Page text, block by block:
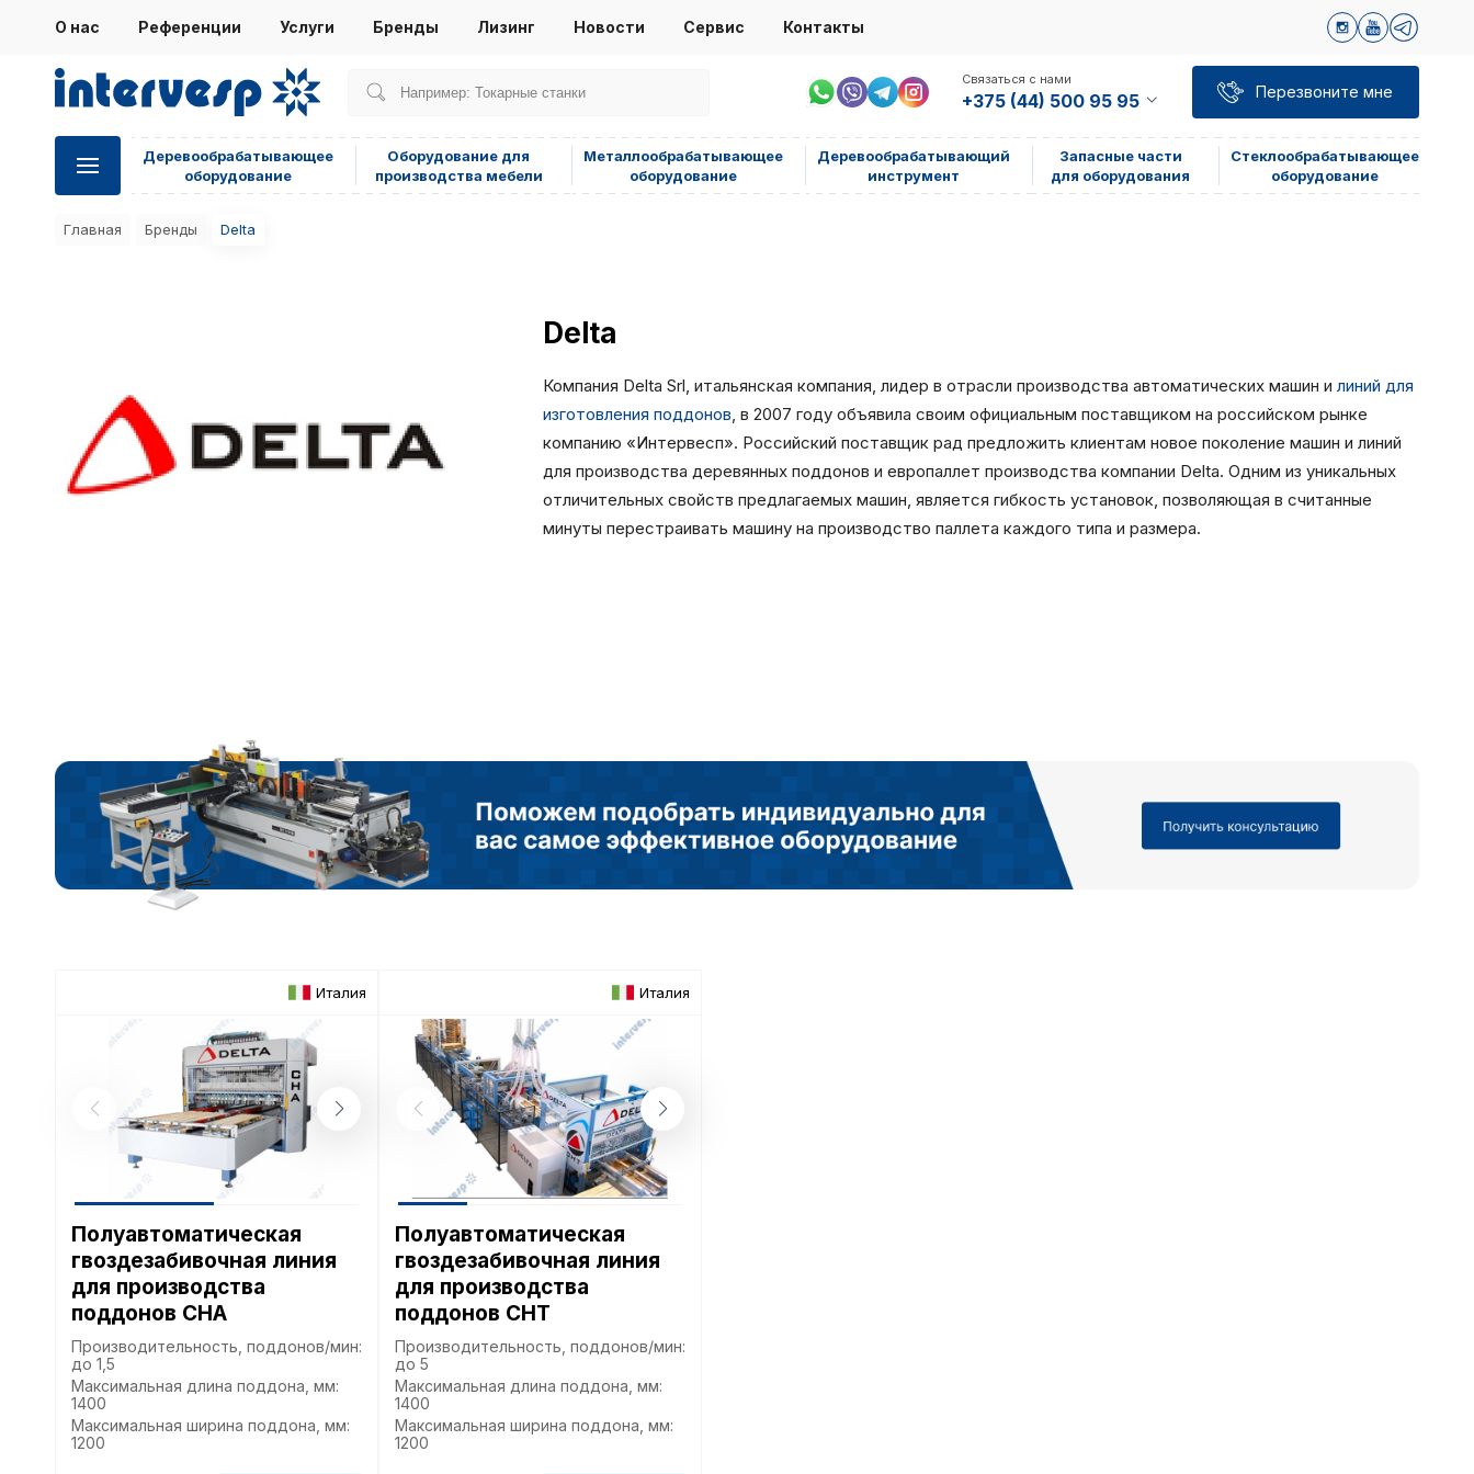
О нас Референции Услуги Бренды Лизинг Новости Сервис Контакты
Связаться с нами
+375 (44) 500 95 95 Перезвоните мне
Деревообрабатывающее
оборудование
Оборудование для
производства мебели
Металлообрабатывающее
оборудование
Деревообрабатывающий
инструмент
Запасные части
для оборудования
Стеклообрабатывающее
оборудование
Главная Бренды Delta
Delta
Компания Delta Srl, итальянская компания, лидер в отрасли производства автоматических машин и линий для
изготовления поддонов, в 2007 году объявила своим официальным поставщиком на российском рынке
компанию «Интервесп». Российский поставщик рад предложить клиентам новое поколение машин и линий
для производства деревянных поддонов и европаллет производства компании Delta. Одним из уникальных
отличительных свойств предлагаемых машин, является гибкость установок, позволяющая в считанные
минуты перестраивать машину на производство паллета каждого типа и размера.
Италия
Полуавтоматическая
гвоздезабивочная линия
для производства
поддонов CHA
Производительность, поддонов/мин:
до 1,5
Максимальная длина поддона, мм:
1400
Максимальная ширина поддона, мм:
1200
Италия
Полуавтоматическая
гвоздезабивочная линия
для производства
поддонов CHT
Производительность, поддонов/мин:
до 5
Максимальная длина поддона, мм:
1400
Максимальная ширина поддона, мм:
1200